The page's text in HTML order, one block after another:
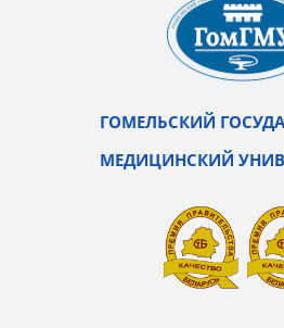
ГОМЕЛЬСКИЙ
МЕДИЦИНСКИЙ